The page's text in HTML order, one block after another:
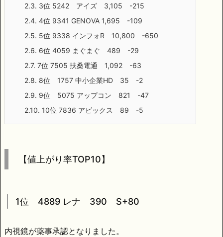
2.3. 3位 5242 アイズ 3,105 -215
2.4. 4位 9341 GENOVA 1,695 -109
2.5. 5位 9338 インフォR 10,800 -650
2.6. 6位 4059 まぐまぐ 489 -29
2.7. 7位 7505 扶桑電通 1,092 -63
2.8. 8位 1757 中小企業HD 35 -2
2.9. 9位 5075 アップコン 821 -47
2.10. 10位 7836 アビックス 89 -5
【値上がり率TOP10】
1位 4889 レナ 390 S+80
内視鏡が薬事承認となりました。